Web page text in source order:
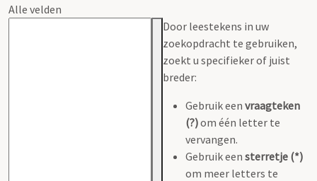
Alle velden
Door leestekens in uw
zoekopdracht te gebruiken,
zoekt u specifieker of juist
breder:
Gebruik een vraagteken
(?)om één letter te
vervangen.
Gebruik een sterretje (*)
om meer letters te